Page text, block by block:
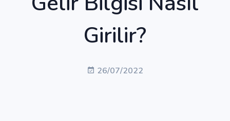
Girilir?
26/07/2022